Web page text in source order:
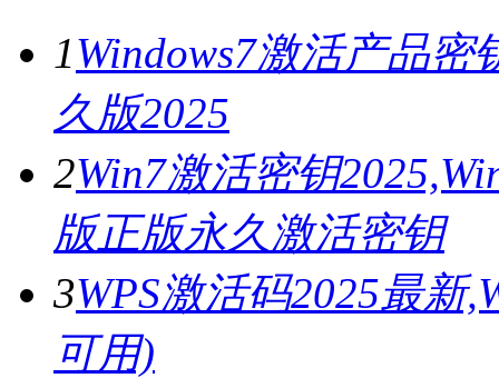
1Windows7激活产品密
久版2025
2Win7激活密钥
版正版永久激活密钥
3WPS激活码2025最新
可用)